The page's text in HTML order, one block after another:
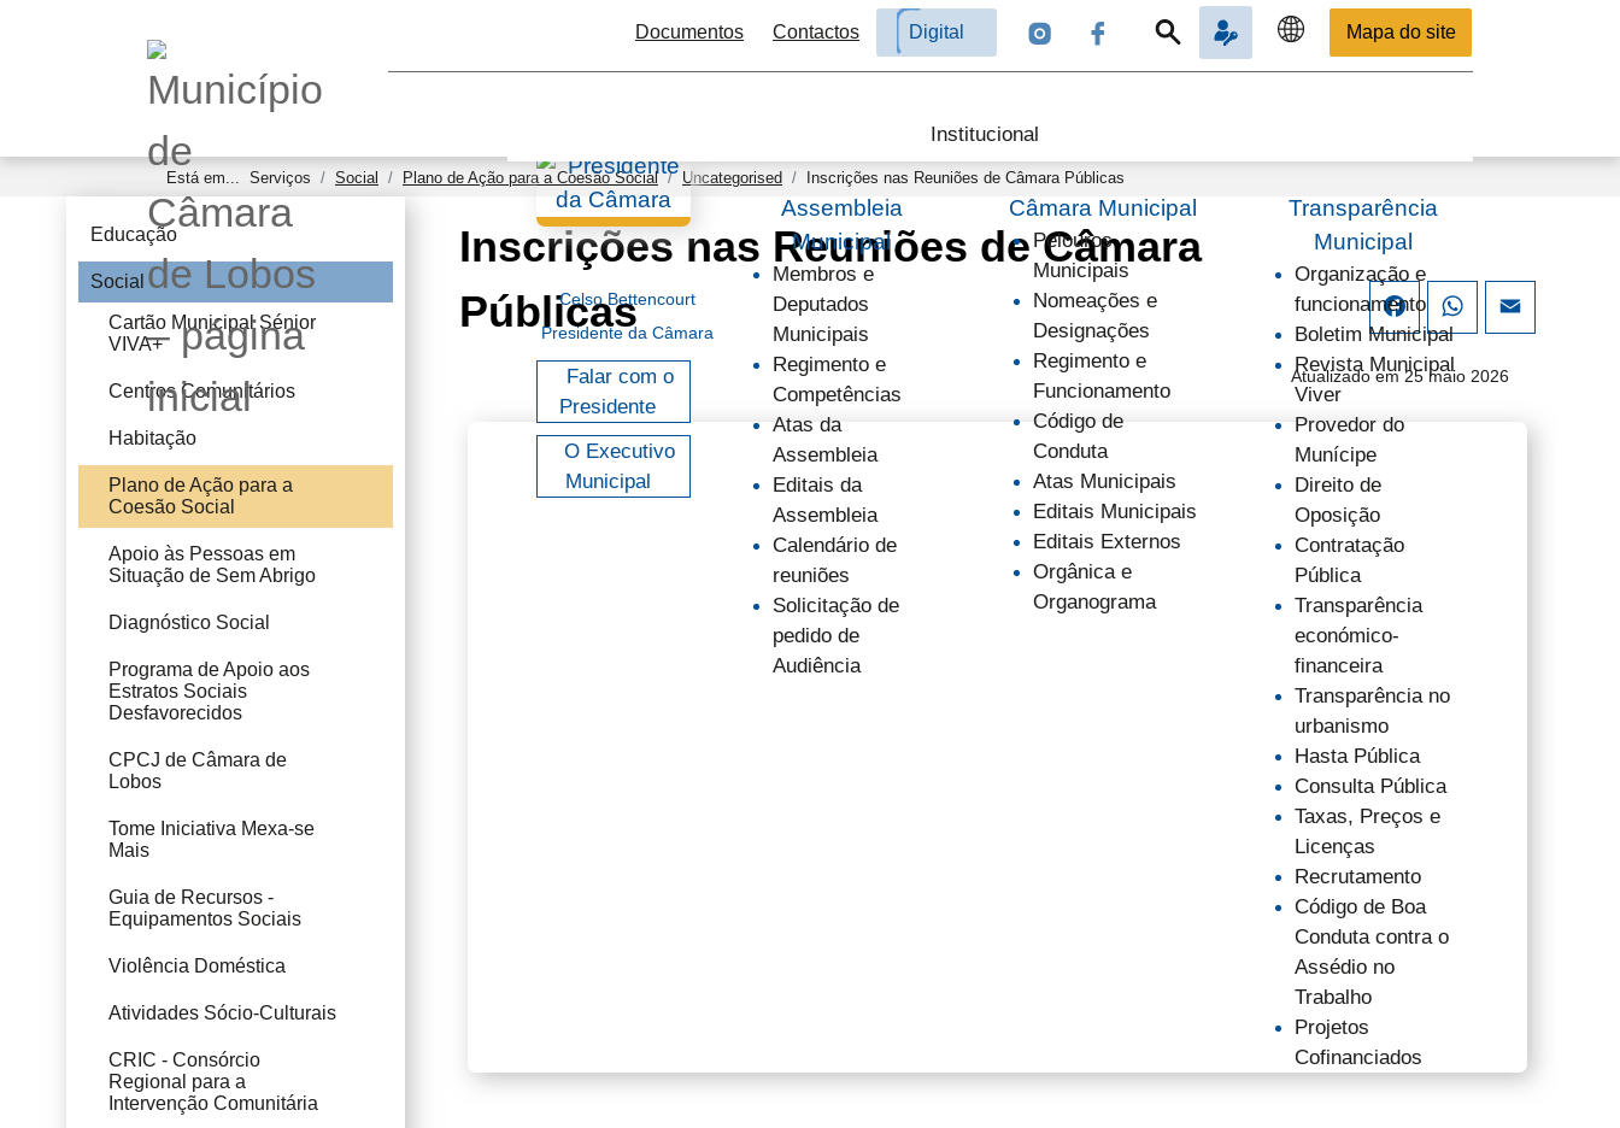
Documentos Contactos Digital Mapa do site
Institucional
Celso Bettencourt
Presidente da Câmara
Falar com o
Presidente
O Executivo
Municipal
Assembleia
Municipal
Membros e
Deputados
Municipais
Regimento e
Competências
Atas da
Assembleia
Editais da
Assembleia
Calendário de
reuniões
Solicitação de
pedido de
Audiência
Câmara Municipal
Pelouros
Municipais
Nomeações e
Designações
Regimento e
Funcionamento
Código de
Conduta
Atas Municipais
Editais Municipais
Editais Externos
Orgânica e
Organograma
Transparência
Municipal
Organização e
funcionamento
Boletim Municipal
Revista Municipal
Viver
Provedor do
Munícipe
Direito de
Oposição
Contratação
Pública
Transparência
económico-
financeira
Transparência no
urbanismo
Hasta Pública
Consulta Pública
Taxas, Preços e
Licenças
Recrutamento
Código de Boa
Conduta contra o
Assédio no
Trabalho
Projetos
Cofinanciados
Está em... Serviços Social Plano de Ação para a Coesão Social Uncategorised Inscrições nas Reuniões de Câmara Públicas
Educação
Social
Cartão Municipal Sénior
VIVA+
Centros Comunitários
Habitação
Plano de Ação para a
Coesão Social
Apoio às Pessoas em
Situação de Sem Abrigo
Diagnóstico Social
Programa de Apoio aos
Estratos Sociais
Desfavorecidos
CPCJ de Câmara de
Lobos
Tome Iniciativa Mexa-se
Mais
Guia de Recursos -
Equipamentos Sociais
Violência Doméstica
Atividades Sócio-Culturais
CRIC - Consórcio
Regional para a
Intervenção Comunitária
FacebookWhatsApp
Inscrições nas Reuniões de Câmara
Públicas
Atualizado em 25 maio 2026